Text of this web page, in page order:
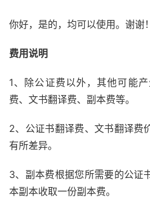
你好，是的，均可以使用。谢谢！
费用说明
1、除公证费以外，其他可能
费、文书翻译费、副本费等。
2、公证书翻译费、文书翻译费
有所差异。
3、副本费根据您所需要的公证
本副本收取一份副本费。